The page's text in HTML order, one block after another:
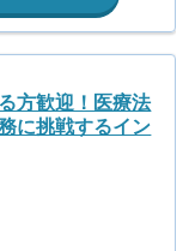
方歓迎！医療法
に挑戦するイン